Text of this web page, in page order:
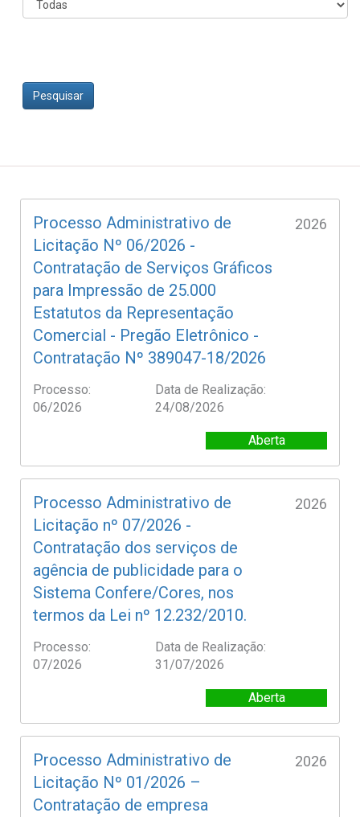
Pesquisar
Processo Administrativo de
Licitação Nº 06/2026 -
Contratação de Serviços Gráficos
para Impressão de 25.000
Estatutos da Representação
Comercial - Pregão Eletrônico -
Contratação Nº 389047-18/2026
2026
Processo:
06/2026
Data de Realização:
24/08/2026
Aberta
Processo Administrativo de
Licitação nº 07/2026 -
Contratação dos serviços de
agência de publicidade para o
Sistema Confere/Cores, nos
termos da Lei nº 12.232/2010.
2026
Processo:
07/2026
Data de Realização:
31/07/2026
Aberta
Processo Administrativo de
Licitação Nº 01/2026 –
Contratação de empresa
2026